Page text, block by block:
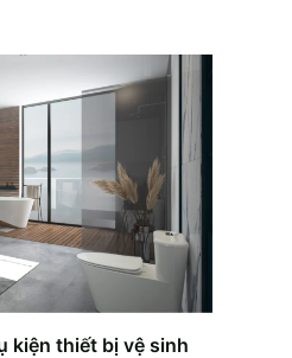
đẹp...
kiện thiết bị vệ sinh